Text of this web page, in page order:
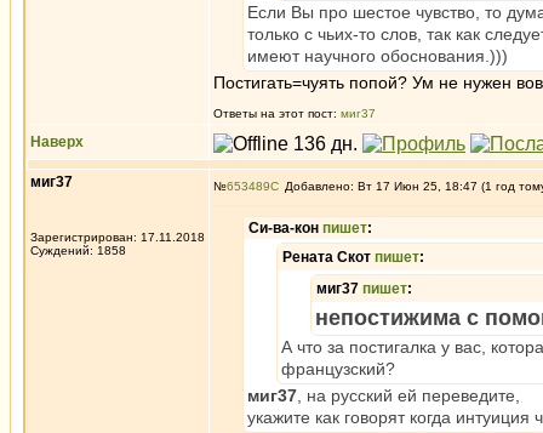
Если Вы про шестое чувство, то
только с чьих-то слов, так как
имеют научного обоснования.)))
Постигать=чуять попой? Ум не нужен
Ответы на этот пост: миг37
Наверх
миг37
Зарегистрирован: 17.11.2018
Суждений: 1858
№653489 Добавлено: Вт 17 Июн 25, 18:47 (1 год
Си-ва-кон пишет:
Рената Скот пишет:
миг37 пишет:
непостижима с
А что за постигалка у вас,
французский?
миг37 , на русский ей переведите,
укажите как говорят когда